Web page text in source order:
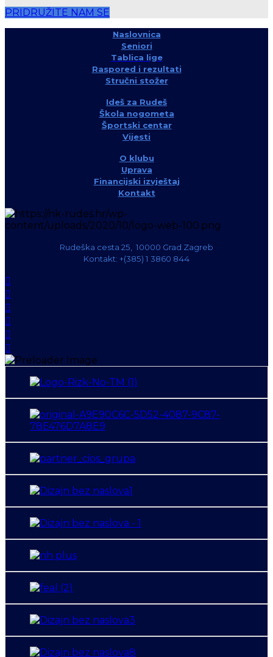
PRIDRUŽITE NAM SE
Naslovnica
Seniori
Tablica lige
Raspored i rezultati
Stručni stožer
Ideš za Rudeš
Škola nogometa
Športski centar
Vijesti
O klubu
Uprava
Financijski izvještaj
Kontakt
Rudeška cesta 25, 10000 Grad Zagreb
Kontakt: +(385) 1 3860 844